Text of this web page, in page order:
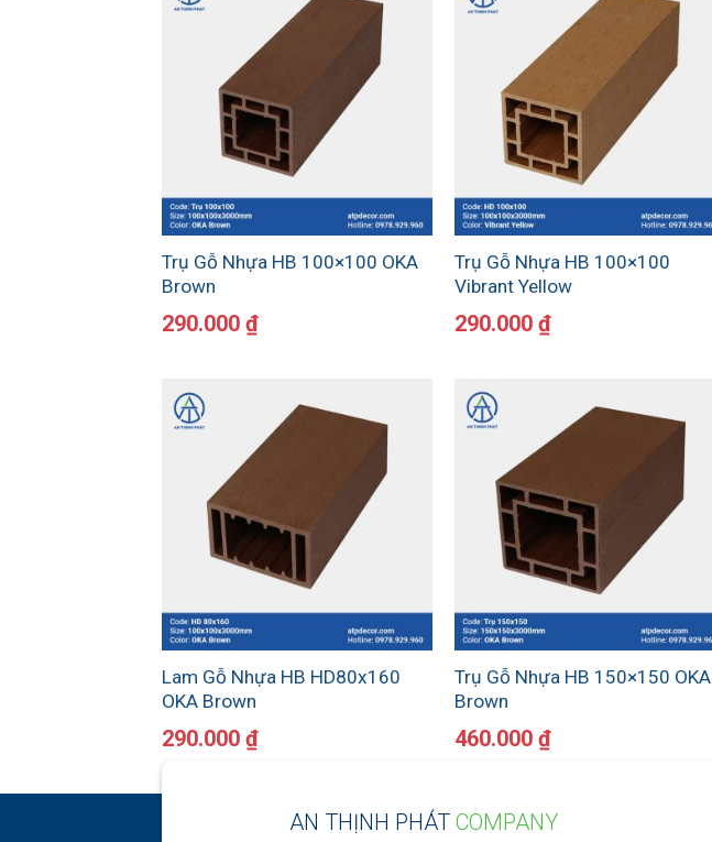
Trụ Gỗ Nhựa HB 100×100 OKA
Brown
290.000 ₫
Trụ Gỗ Nhựa HB 100×100
Vibrant Yellow
290.000₫
Lam Gỗ Nhựa HB HD80x160
OKA Brown
290.000 ₫
Trụ Gỗ Nhựa HB 150×150 OKA
Brown
460.000₫
AN THỊNH PHÁT COMPANY